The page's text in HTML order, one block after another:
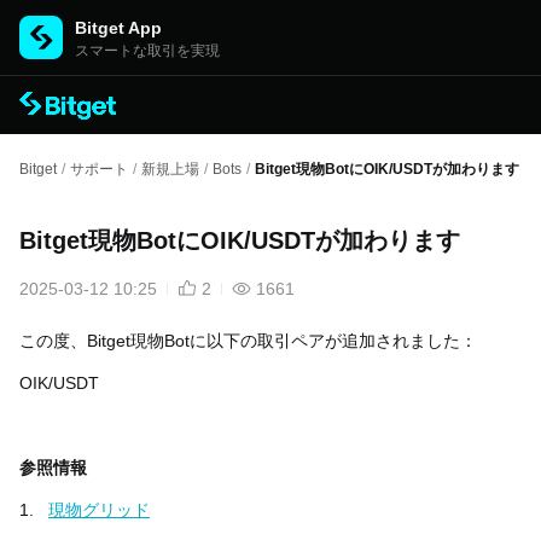
Bitget App
スマートな取引を実現
Bitget / サポート / 新規上場 / Bots / Bitget現物BotにOIK/USDTが加わります
Bitget現物BotにOIK/USDTが加わります
2025-03-12 10:25 2 1661
この度、Bitget現物Botに以下の取引ペアが追加されました：
OIK/USDT
参照情報
1. 現物グリッド